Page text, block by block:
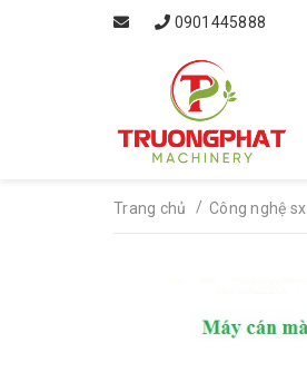
0901445888
Trang chủ / Công nghệ sx